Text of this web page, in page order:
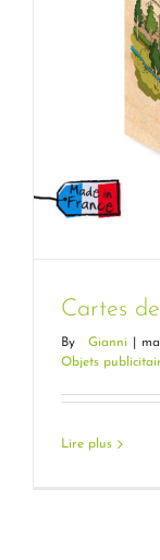
Cartes
By Gianni
Objets
Lire plus